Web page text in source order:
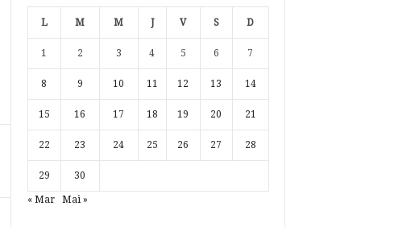
L M M J V S D
1 2 3 4 5 6 7
8 9 10 11 12 13 14
15 16 17 18 19 20 21
22 23 24 25 26 27 28
29 30
« Mar Mai »